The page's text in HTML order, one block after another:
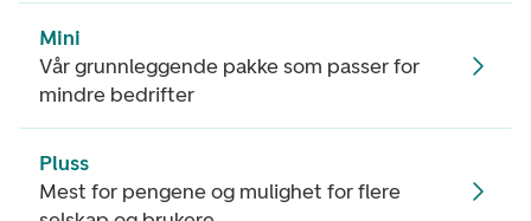
Mini
Vår grunnleggende pakke som passer for
mindre bedrifter
Pluss
Mest for pengene og mulighet for flere